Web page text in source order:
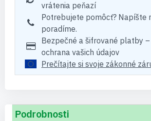
vrátenia peňazí
Potrebujete pomôcť? Napíšte
poradíme.
Bezpečné a šifrované platby
ochrana vašich údajov
Prečítajte si svoje zákonné
Podrobnosti